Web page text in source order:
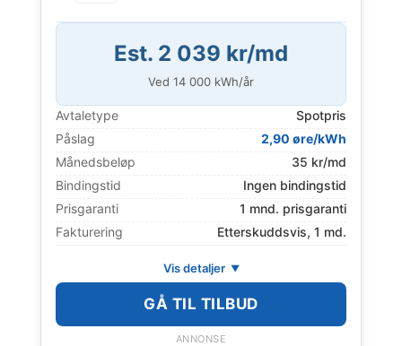
Est. 2 039 kr/md
Ved 14 000 kWh/år
Avtaletype
Spotpris
Påslag
2,90 øre/kWh
Månedsbeløp
35 kr/md
Bindingstid
Ingen bindingstid
Prisgaranti
1 mnd. prisgaranti
Fakturering
Etterskuddsvis, 1 md.
Vis detaljer
GÅ TIL TILBUD
ANNONSE